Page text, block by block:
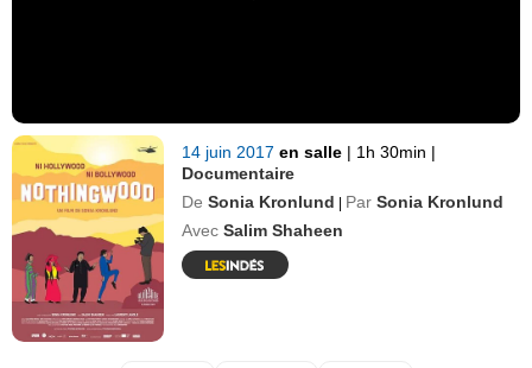
14 juin 2017en salle | 1h 30min |
Documentaire
De Sonia Kronlund | Par Sonia Kronlund
Avec Salim Shaheen